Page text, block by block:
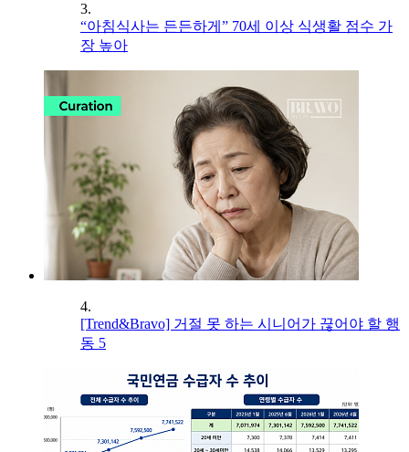
3.
“아침식사는 든든하게” 70세 이상 식생활 점수 가
장 높아
4.
[Trend&Bravo] 거절 못 하는 시니어가 끊어야 할 행
동 5